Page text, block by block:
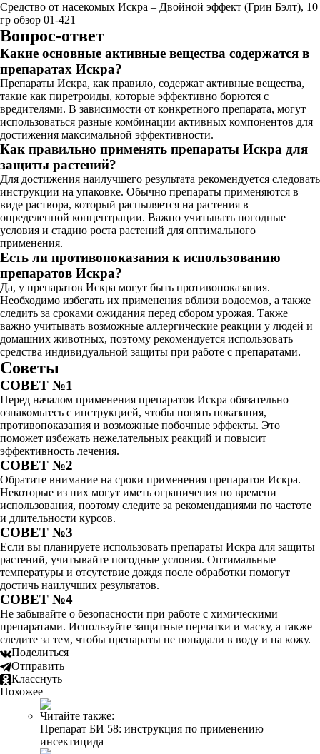
Средство от насекомых Искра – Двойной эффект (Грин Бэлт), 10
гр обзор 01-421
Вопрос-ответ
Какие основные активные вещества содержатся в
препаратах Искра?
Препараты Искра, как правило, содержат активные вещества,
такие как пиретроиды, которые эффективно борются с
вредителями. В зависимости от конкретного препарата, могут
использоваться разные комбинации активных компонентов для
достижения максимальной эффективности.
Как правильно применять препараты Искра для
защиты растений?
Для достижения наилучшего результата рекомендуется следовать
инструкции на упаковке. Обычно препараты применяются в
виде раствора, который распыляется на растения в
определенной концентрации. Важно учитывать погодные
условия и стадию роста растений для оптимального
применения.
Есть ли противопоказания к использованию
препаратов Искра?
Да, у препаратов Искра могут быть противопоказания.
Необходимо избегать их применения вблизи водоемов, а также
следить за сроками ожидания перед сбором урожая. Также
важно учитывать возможные аллергические реакции у людей и
домашних животных, поэтому рекомендуется использовать
средства индивидуальной защиты при работе с препаратами.
Советы
СОВЕТ №1
Перед началом применения препаратов Искра обязательно
ознакомьтесь с инструкцией, чтобы понять показания,
противопоказания и возможные побочные эффекты. Это
поможет избежать нежелательных реакций и повысит
эффективность лечения.
СОВЕТ №2
Обратите внимание на сроки применения препаратов Искра.
Некоторые из них могут иметь ограничения по времени
использования, поэтому следите за рекомендациями по частоте
и длительности курсов.
СОВЕТ №3
Если вы планируете использовать препараты Искра для защиты
растений, учитывайте погодные условия. Оптимальные
температуры и отсутствие дождя после обработки помогут
достичь наилучших результатов.
СОВЕТ №4
Не забывайте о безопасности при работе с химическими
препаратами. Используйте защитные перчатки и маску, а также
следите за тем, чтобы препараты не попадали в воду и на кожу.
Поделиться
Отправить
Класснуть
Похожее
Читайте также:
Препарат БИ 58: инструкция по применению
инсектицида